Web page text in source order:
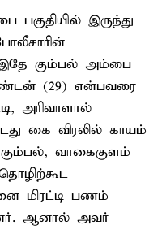
இருந்து
இதே கும்பல் அம்பை
(29) என்பவரை
அரிவாளால்
கை விரலில் காயம்
வாகைகுளம்
மிரட்டி பணம்
ஆனால் அவர்